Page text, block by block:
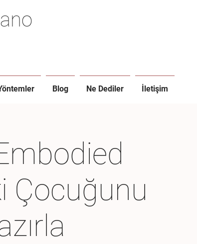
Blog Ne Dediler İletişim
Çocuğunu